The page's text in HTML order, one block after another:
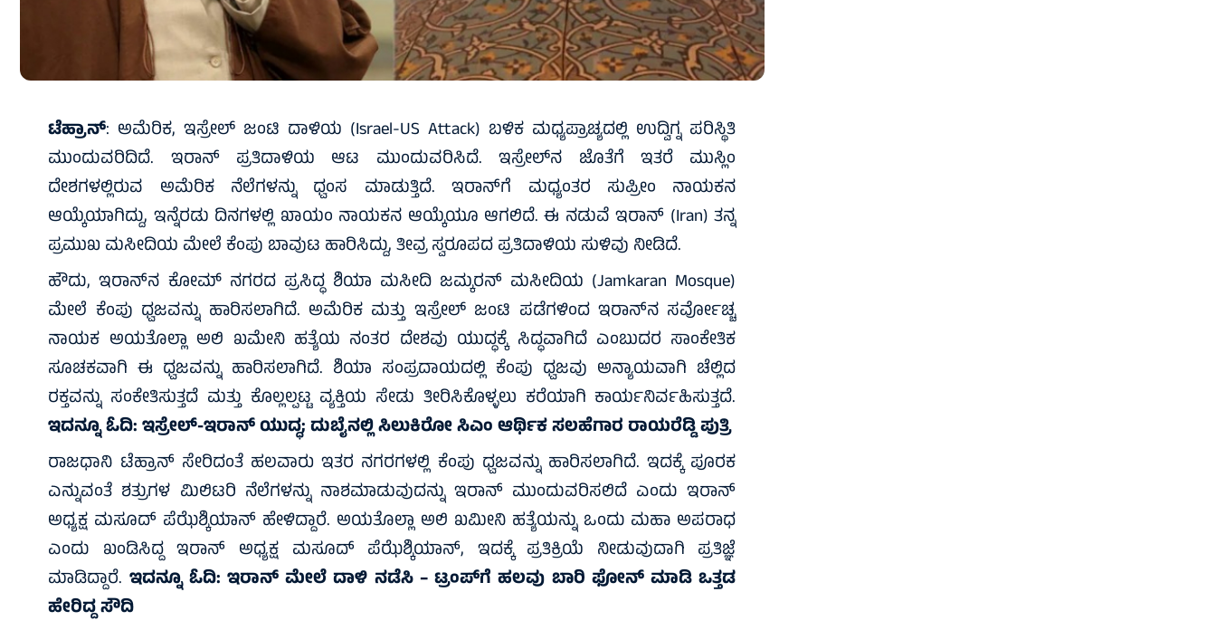
ಟೆಹ್ರಾನ್: ಅಮೆರಿಕ, ಇಸ್ರೇಲ್ ಜಂಟಿ ದಾಳಿಯ (Israel-US Attack) ಬಳಿಕ ಮಧ್ಯಪ್ರಾಚ್ಯದಲ್ಲಿ ಉದ್ವಿಗ್ನ ಪರಿಸ್ಥಿತಿ
ಮುಂದುವರಿದಿದೆ. ಇರಾನ್ ಪ್ರತಿದಾಳಿಯ ಆಟ ಮುಂದುವರಿಸಿದೆ. ಇಸ್ರೇಲ್‌ನ ಜೊತೆಗೆ ಇತರೆ ಮುಸ್ಲಿಂ
ದೇಶಗಳಲ್ಲಿರುವ ಅಮೆರಿಕ ನೆಲೆಗಳನ್ನು ಧ್ವಂಸ ಮಾಡುತ್ತಿದೆ. ಇರಾನ್‌ಗೆ ಮಧ್ಯಂತರ ಸುಪ್ರೀಂ ನಾಯಕನ
ಆಯ್ಕೆಯಾಗಿದ್ದು, ಇನ್ನೆರಡು ದಿನಗಳಲ್ಲಿ ಖಾಯಂ ನಾಯಕನ ಆಯ್ಕೆಯೂ ಆಗಲಿದೆ. ಈ ನಡುವೆ ಇರಾನ್ (Iran) ತನ್ನ
ಪ್ರಮುಖ ಮಸೀದಿಯ ಮೇಲೆ ಕೆಂಪು ಬಾವುಟ ಹಾರಿಸಿದ್ದು, ತೀವ್ರ ಸ್ವರೂಪದ ಪ್ರತಿದಾಳಿಯ ಸುಳಿವು ನೀಡಿದೆ.
ಹೌದು, ಇರಾನ್‌ನ ಕೋಮ್ ನಗರದ ಪ್ರಸಿದ್ಧ ಶಿಯಾ ಮಸೀದಿ ಜಮ್ಕರನ್ ಮಸೀದಿಯ (Jamkaran Mosque)
ಮೇಲೆ ಕೆಂಪು ಧ್ವಜವನ್ನು ಹಾರಿಸಲಾಗಿದೆ. ಅಮೆರಿಕ ಮತ್ತು ಇಸ್ರೇಲ್ ಜಂಟಿ ಪಡೆಗಳಿಂದ ಇರಾನ್‌ನ ಸರ್ವೋಚ್ಚ
ನಾಯಕ ಅಯತೊಲ್ಲಾ ಅಲಿ ಖಮೇನಿ ಹತ್ಯೆಯ ನಂತರ ದೇಶವು ಯುದ್ಧಕ್ಕೆ ಸಿದ್ಧವಾಗಿದೆ ಎಂಬುದರ ಸಾಂಕೇತಿಕ
ಸೂಚಕವಾಗಿ ಈ ಧ್ವಜವನ್ನು ಹಾರಿಸಲಾಗಿದೆ. ಶಿಯಾ ಸಂಪ್ರದಾಯದಲ್ಲಿ ಕೆಂಪು ಧ್ವಜವು ಅನ್ಯಾಯವಾಗಿ ಚೆಲ್ಲಿದ
ರಕ್ತವನ್ನು ಸಂಕೇತಿಸುತ್ತದೆ ಮತ್ತು ಕೊಲ್ಲಲ್ಪಟ್ಟ ವ್ಯಕ್ತಿಯ ಸೇಡು ತೀರಿಸಿಕೊಳ್ಳಲು ಕರೆಯಾಗಿ ಕಾರ್ಯನಿರ್ವಹಿಸುತ್ತದೆ.
ಇದನ್ನೂ ಓದಿ:ಇಸ್ರೇಲ್‌-ಇರಾನ್‌ ಯುದ್ಧ; ದುಬೈನಲ್ಲಿ ಸಿಲುಕಿರೋ ಸಿಎಂ ಆರ್ಥಿಕ ಸಲಹೆಗಾರ ರಾಯರೆಡ್ಡಿ ಪುತ್ರಿ
ರಾಜಧಾನಿ ಟೆಹ್ರಾನ್ ಸೇರಿದಂತೆ ಹಲವಾರು ಇತರ ನಗರಗಳಲ್ಲಿ ಕೆಂಪು ಧ್ವಜವನ್ನು ಹಾರಿಸಲಾಗಿದೆ. ಇದಕ್ಕೆ ಪೂರಕ
ಎನ್ನುವಂತೆ ಶತ್ರುಗಳ ಮಿಲಿಟರಿ ನೆಲೆಗಳನ್ನು ನಾಶಮಾಡುವುದನ್ನು ಇರಾನ್ ಮುಂದುವರಿಸಲಿದೆ ಎಂದು ಇರಾನ್
ಅಧ್ಯಕ್ಷ ಮಸೂದ್ ಪೆಝೆಶ್ಕಿಯಾನ್ ಹೇಳಿದ್ದಾರೆ. ಅಯತೊಲ್ಲಾ ಅಲಿ ಖಮೀನಿ ಹತ್ಯೆಯನ್ನು ಒಂದು ಮಹಾ ಅಪರಾಧ
ಎಂದು ಖಂಡಿಸಿದ್ದ ಇರಾನ್ ಅಧ್ಯಕ್ಷ ಮಸೂದ್ ಪೆಝೆಶ್ಕಿಯಾನ್, ಇದಕ್ಕೆ ಪ್ರತಿಕ್ರಿಯೆ ನೀಡುವುದಾಗಿ ಪ್ರತಿಜ್ಞೆ
ಮಾಡಿದ್ದಾರೆ. ಇದನ್ನೂ ಓದಿ:ಇರಾನ್‌ ಮೇಲೆ ದಾಳಿ ನಡೆಸಿ – ಟ್ರಂಪ್‌ಗೆ ಹಲವು ಬಾರಿ ಫೋನ್‌ ಮಾಡಿ ಒತ್ತಡ
ಹೇರಿದ್ದ ಸೌದಿ